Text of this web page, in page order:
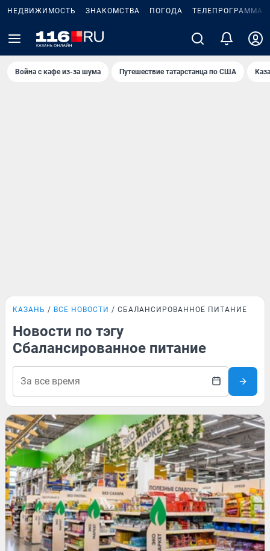
НЕДВИЖИМОСТЬ ЗНАКОМСТВА ПОГОДА ТЕЛЕПРОГРАММА
Война с кафе из-за шума Путешествие татарстанца по США
КАЗАНЬ ВСЕ НОВОСТИ СБАЛАНСИРОВАННОЕ ПИТАНИЕ
Новости по тэгу
Сбалансированное питание